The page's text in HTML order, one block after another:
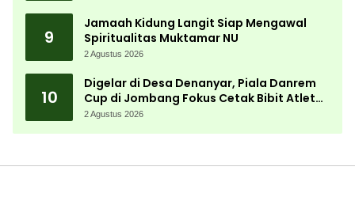
9
Jamaah Kidung Langit Siap Mengawal
Spiritualitas Muktamar NU
2 Agustus 2026
10
Digelar di Desa Denanyar, Piala Danrem
Cup di Jombang Fokus Cetak Bibit Atlet
Menembak Berprestasi
2 Agustus 2026